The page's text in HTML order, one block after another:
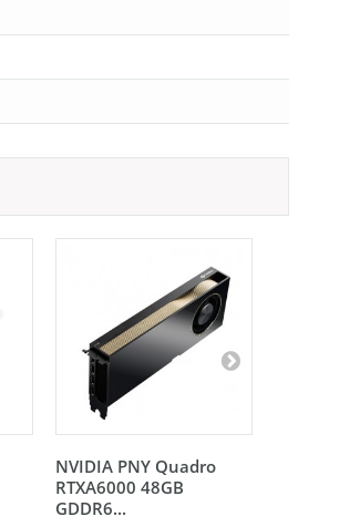
NVIDIA PNY Quadro
RTXA6000 48GB
GDDR6...